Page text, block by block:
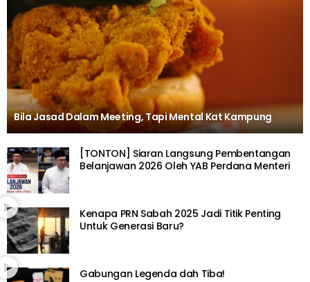
Bila Jasad Dalam Meeting, Tapi Mental Kat Kampung
[TONTON] Siaran Langsung Pembentangan
Belanjawan 2026 Oleh YAB Perdana Menteri
Kenapa PRN Sabah 2025 Jadi Titik Penting
Untuk Generasi Baru?
Gabungan Legenda dah Tiba!